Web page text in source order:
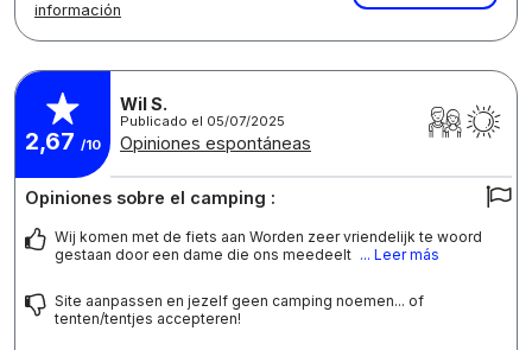
información
2,67 /10
Wil S.
Publicado el 05/07/2025
Opiniones espontáneas
Opiniones sobre el camping :
Wij komen met de fiets aan Worden zeer vriendelijk te woord
gestaan door een dame die ons meedeelt ... Leer más
Site aanpassen en jezelf geen camping noemen... of
tenten/tentjes accepteren!